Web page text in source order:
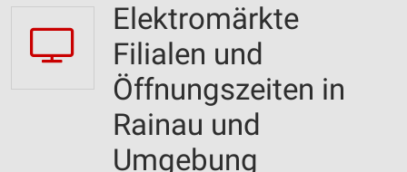
Elektromärkte
Filialen und
Öffnungszeiten in
Rainau und
Umgebung